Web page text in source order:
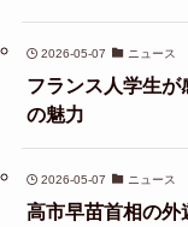
2026-05-07 ニュース
フランス人学生
の魅力
2026-05-07 ニュース
高市早苗首相の外